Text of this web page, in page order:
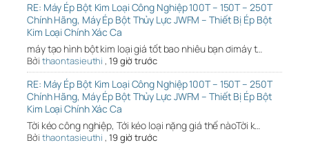
RE: Máy Ép Bột Kim Loại Công Nghiệp 100T – 150T – 250T
Chính Hãng, Máy Ép Bột Thủy Lực JWFM – Thiết Bị Ép Bột
Kim Loại Chính Xác Ca
máy tạo hình bột kim loại giá tốt bao nhiêu bạn ơimáy t…
Bởi thaontasieuthi , 19 giờ trước
RE: Máy Ép Bột Kim Loại Công Nghiệp 100T – 150T – 250T
Chính Hãng, Máy Ép Bột Thủy Lực JWFM – Thiết Bị Ép Bột
Kim Loại Chính Xác Ca
Tời kéo công nghiệp, Tới kéo loại nặng giá thế nàoTời k…
Bởi thaontasieuthi , 19 giờ trước